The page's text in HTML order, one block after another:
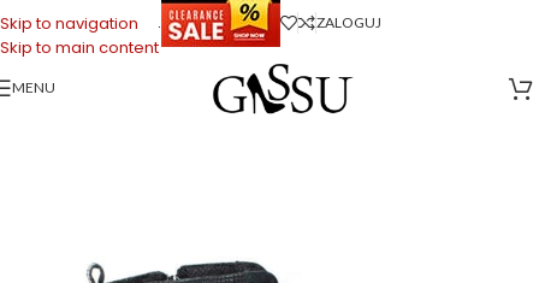
Skip to navigation
Skip to main content
. ZALOGUJ
MENU